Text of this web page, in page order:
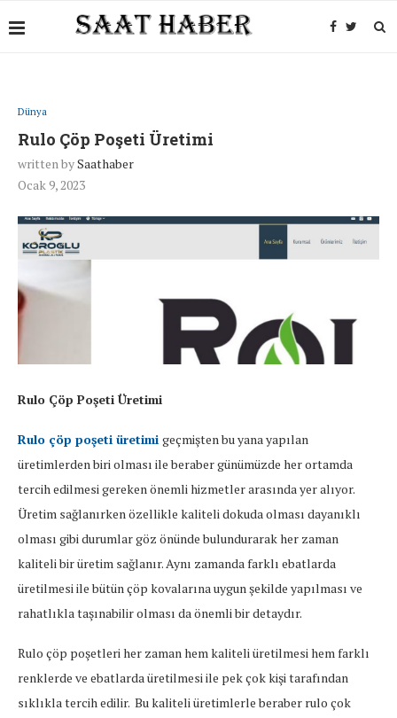
Dünya
Rulo Çöp Poşeti Üretimi
written bySaathaber
Ocak 9, 2023
Rulo Çöp Poşeti Üretimi
Rulo çöp poşeti üretimi geçmişten bu yana yapılan
üretimlerden biri olması ile beraber günümüzde her ortamda
tercih edilmesi gereken önemli hizmetler arasında yer alıyor.
Üretim sağlanırken özellikle kaliteli dokuda olması dayanıklı
olması gibi durumlar göz önünde bulundurarak her zaman
kaliteli bir üretim sağlanır. Aynı zamanda farklı ebatlarda
üretilmesi ile bütün çöp kovalarına uygun şekilde yapılması ve
rahatlıkla taşınabilir olması da önemli bir detaydır.
Rulo çöp poşetleri her zaman hem kaliteli üretilmesi hem farklı
renklerde ve ebatlarda üretilmesi ile pek çok kişi tarafından
sıklıkla tercih edilir. Bu kaliteli üretimlerle beraber rulo çok